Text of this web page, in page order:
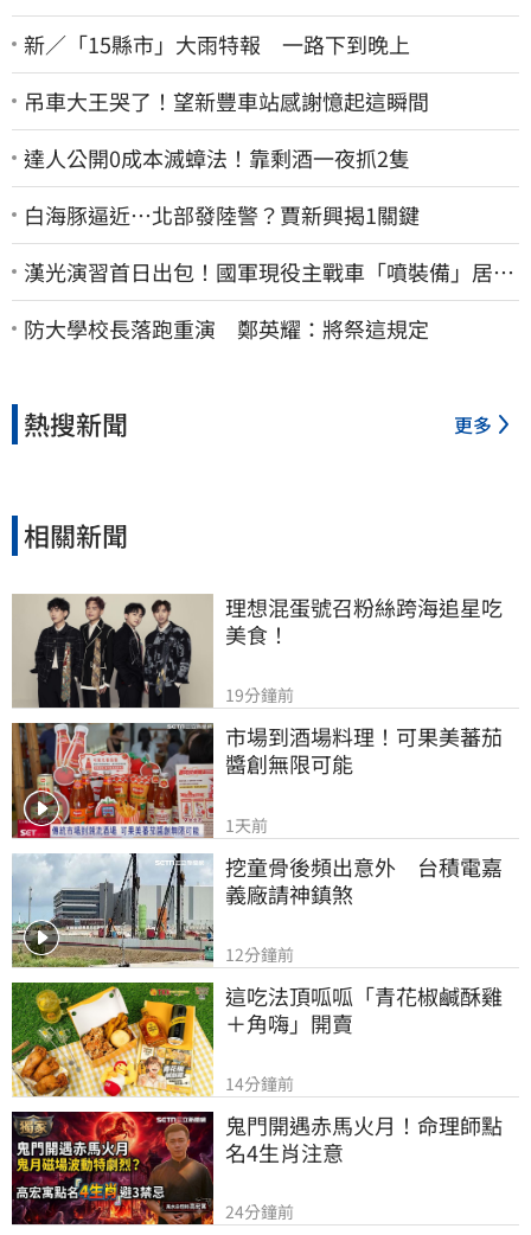
新／「15縣市」大雨特報 一路下到晚上
吊車大王哭了！望新豐車站感謝憶起這瞬間
達人公開0成本滅蟑法！靠剩酒一夜抓2隻
白海豚逼近…北部發陸警？賈新興揭1關鍵
漢光演習首日出包！國軍現役主戰車「噴裝備」居民
撿到零件…軍方說話了
防大學校長落跑重演 鄭英耀：將祭這規定
熱搜新聞 更多
相關新聞
理想混蛋號召粉絲跨海追星吃
美食！
19分鐘前
市場到酒場料理！可果美蕃茄
醬創無限可能
1天前
挖童骨後頻出意外　台積電嘉
義廠請神鎮煞
12分鐘前
這吃法頂呱呱「青花椒鹹酥雞
＋角嗨」開賣
14分鐘前
鬼門開遇赤馬火月！命理師點
名4生肖注意
24分鐘前